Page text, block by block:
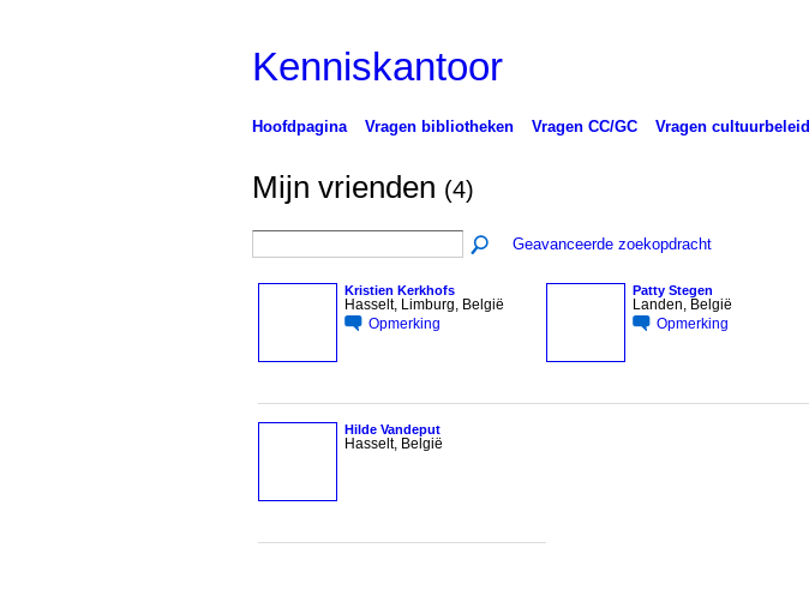
Kenniskantoor
Hoofdpagina Vragen bibliotheken Vragen CC/GC Vragen cultuurbeleid
Mijn vrienden (4)
Geavanceerde zoekopdracht
Kristien Kerkhofs
Hasselt, Limburg, België
Opmerking
Patty Stegen
Landen, België
Opmerking
Hilde Vandeput
Hasselt, België